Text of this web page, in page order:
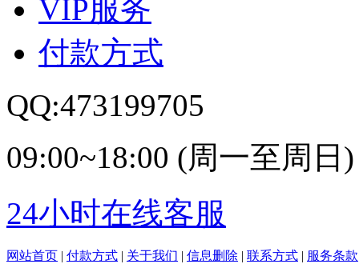
VIP服务
付款方式
QQ:473199705
09:00~18:00 (周一至周日)
24小时在线客服
网站首页 | 付款方式 | 关于我们 | 信息删除 | 联系方式 | 服务条款